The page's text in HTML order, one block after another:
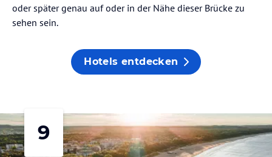
oder später genau auf oder in der Nähe dieser Brücke zu
sehen sein.
Hotels entdecken
9